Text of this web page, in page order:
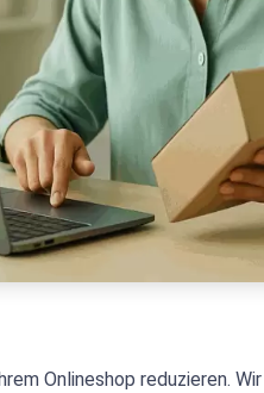
Onlineshop reduzieren.